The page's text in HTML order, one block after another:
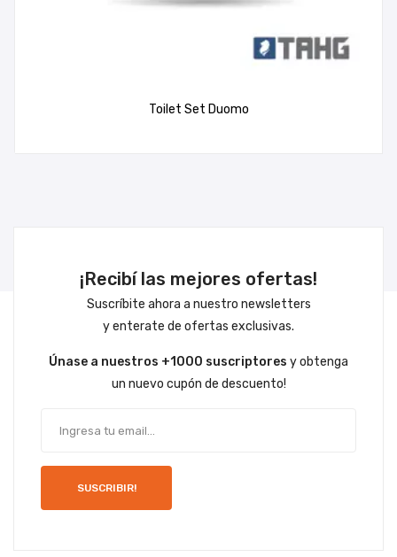
Toilet Set Duomo
¡Recibí las mejores ofertas!
Suscríbite ahora a nuestro newsletters
y enterate de ofertas exclusivas.
Únase a nuestros +1000 suscriptores y obtenga
un nuevo cupón de descuento!
SUSCRIBIR!